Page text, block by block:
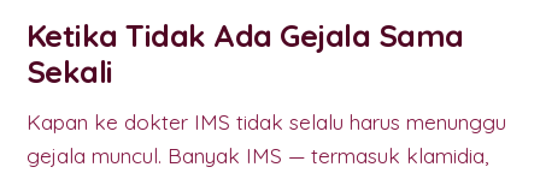
Ketika Tidak Ada Gejala Sama
Sekali
Kapan ke dokter IMS tidak selalu harus menunggu
gejala muncul. Banyak IMS — termasuk klamidia,